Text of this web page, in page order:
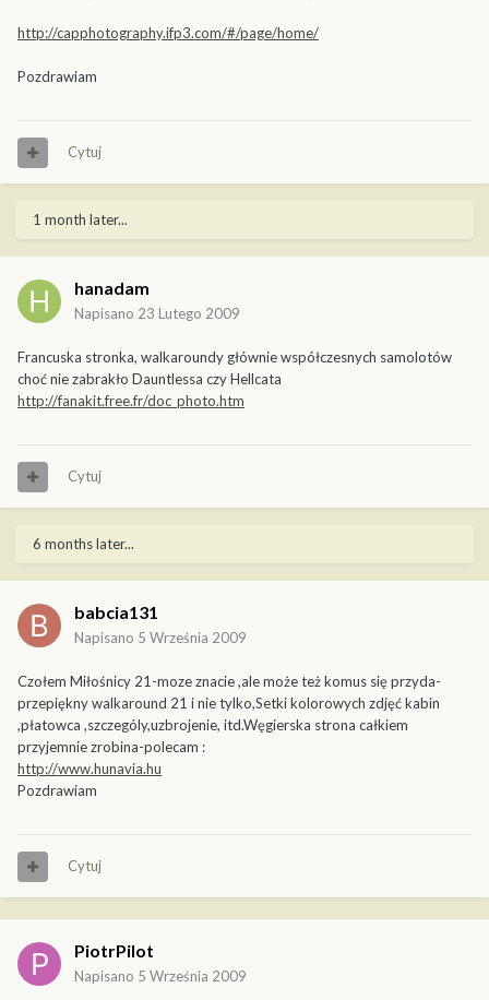
http://capphotography.ifp3.com/#/page/home/
Pozdrawiam
Cytuj
1 month later...
hanadam
Napisano 23 Lutego 2009
Francuska stronka, walkaroundy głównie współczesnych samolotów
choć nie zabrakło Dauntlessa czy Hellcata
http://fanakit.free.fr/doc_photo.htm
Cytuj
6 months later...
babcia131
Napisano 5 Września 2009
Czołem Miłośnicy 21-moze znacie ,ale może też komus się przyda-
przepiękny walkaround 21 i nie tylko,Setki kolorowych zdjęć kabin
,płatowca ,szczególy,uzbrojenie, itd.Węgierska strona całkiem
przyjemnie zrobina-polecam :
http://www.hunavia.hu
Pozdrawiam
Cytuj
PiotrPilot
Napisano 5 Września 2009